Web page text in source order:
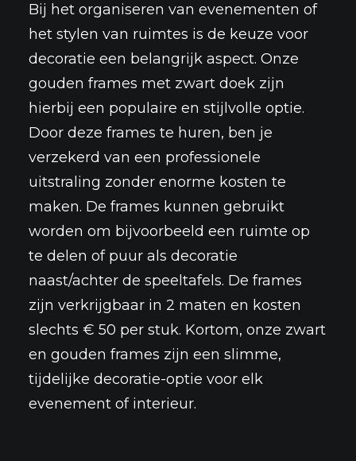
Bij het organiseren van evenementen of
het stylen van ruimtes is de keuze voor
decoratie een belangrijk aspect. Onze
gouden frames met zwart doek zijn
hierbij een populaire en stijlvolle optie.
Door deze frames te huren, ben je
verzekerd van een professionele
uitstraling zonder enorme kosten te
maken. De frames kunnen gebruikt
worden om bijvoorbeeld een ruimte op
te delen of puur als decoratie
naast/achter de speeltafels. De frames
zijn verkrijgbaar in 2 maten en kosten
slechts € 50 per stuk. Kortom, onze zwart
en gouden frames zijn een slimme,
tijdelijke decoratie-optie voor elk
evenement of interieur.